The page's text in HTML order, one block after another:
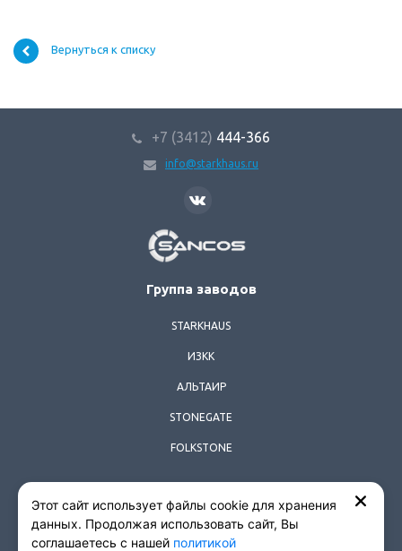
Вернуться к списку
© 2026 Все права защищены.
+7 (3412) 444-366
info@starkhaus.ru
Группа заводов
STARKHAUS
ИЗКК
АЛЬТАИР
STONEGATE
FOLKSTONE
Этот сайт использует файлы cookie для хранения
данных. Продолжая использовать сайт, Вы
соглашаетесь с нашей политикой